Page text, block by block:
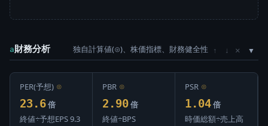
a財務分析 独自計算値(⊙)、株価指標、財務健全性 ↑ ↓ ×
PER(予想) ⊙
23.6 倍
終値÷予想EPS 9.3
PBR ⊙
2.90 倍
終値÷BPS
PSR ⊙
1.04 倍
時価総額÷売上高